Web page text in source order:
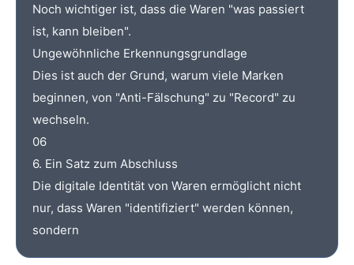
Noch wichtiger ist, dass die Waren "was passiert
ist, kann bleiben".
Ungewöhnliche Erkennungsgrundlage
Dies ist auch der Grund, warum viele Marken
beginnen, von "Anti-Fälschung" zu "Record" zu
wechseln.
06
6. Ein Satz zum Abschluss
Die digitale Identität von Waren ermöglicht nicht
nur, dass Waren "identifiziert" werden können,
sondern